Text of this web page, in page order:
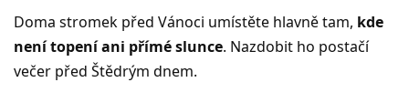
Doma stromek před Vánoci umístěte hlavně tam, kde
není topení ani přímé slunce. Nazdobit ho postačí
večer před Štědrým dnem.